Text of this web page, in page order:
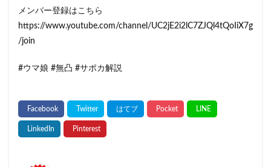
メンバー登録はこちら
https://www.youtube.com/channel/UC2jE2i2lC7ZJQl4tQoIiX7g
/join
#ウマ娘 #無凸 #サポカ解説